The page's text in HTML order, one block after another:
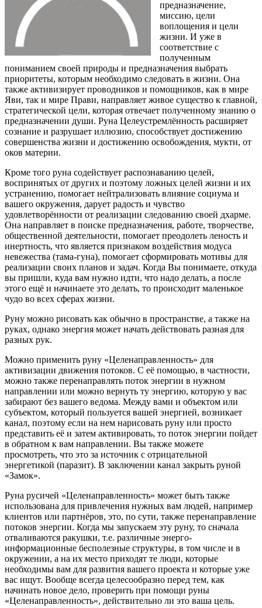
предназначение,
миссию, цели
воплощения и цели
жизни. И уже в
соответствие с
полученным
пониманием своей природы и предназначения выбрать
приоритеты, которым необходимо следовать в жизни. Она
также активизирует проводников и помощников, как в мире
Яви, так и мире Прави, направляет живое существо к главной,
стратегической цели, которая отвечает полученному знанию о
предназначении души. Руна Целеустремлённость расширяет
сознание и разрушает иллюзию, способствует достижению
совершенства жизни и достижению освобождения, мукти, от
оков материи.
Кроме того руна содействует распознаванию целей,
воспринятых от других и поэтому ложных целей жизни и их
устранению, помогает нейтрализовать влияние социума и
вашего окружения, дарует радость и чувство
удовлетворённости от реализации следованию своей дхарме.
Она направляет в поиске предназначения, работе, творчестве,
общественной деятельности, помогает преодолеть леность и
инертность, что является признаком воздействия модуса
невежества (тама-гуна), помогает сформировать мотивы для
реализации своих планов и задач. Когда Вы понимаете, откуда
вы пришли, куда вам нужно идти, что надо делать, а после
этого ещё и начинаете это делать, то происходит маленькое
чудо во всех сферах жизни.
Руну можно рисовать как обычно в пространстве, а также на
руках, однако энергия может начать действовать разная для
разных рук.
Можно применить руну «Целенаправленность» для
активизации движения потоков. С её помощью, в частности,
можно также перенаправлять поток энергии в нужном
направлении или можно вернуть ту энергию, которую у вас
забирают без вашего ведома. Между вами и объектом или
субъектом, который пользуется вашей энергией, возникает
канал, поэтому если на нем нарисовать руну или просто
представить её и затем активировать, то поток энергии пойдет
в обратном к вам направлении. Вы также можете
просмотреть, что это за источник с отрицательной
энергетикой (паразит). В заключении канал закрыть руной
«Замок».
Руна русичей «Целенаправленность» может быть также
использована для привлечения нужных вам людей, например
клиентов или партнёров, это, по сути, также перенаправление
потоков энергии. Когда мы запускаем эту руну, то сначала
отваливаются ракушки, т.е. различные энерго-
информационные бесполезные структуры, в том числе и в
окружении, а на их место приходят те люди, которые
необходимы вам для развития вашего проекта и которые уже
вас ищут. Вообще всегда целесообразно перед тем, как
начинать новое дело, проверить при помощи руны
«Целенаправленность», действительно ли это ваша цель.